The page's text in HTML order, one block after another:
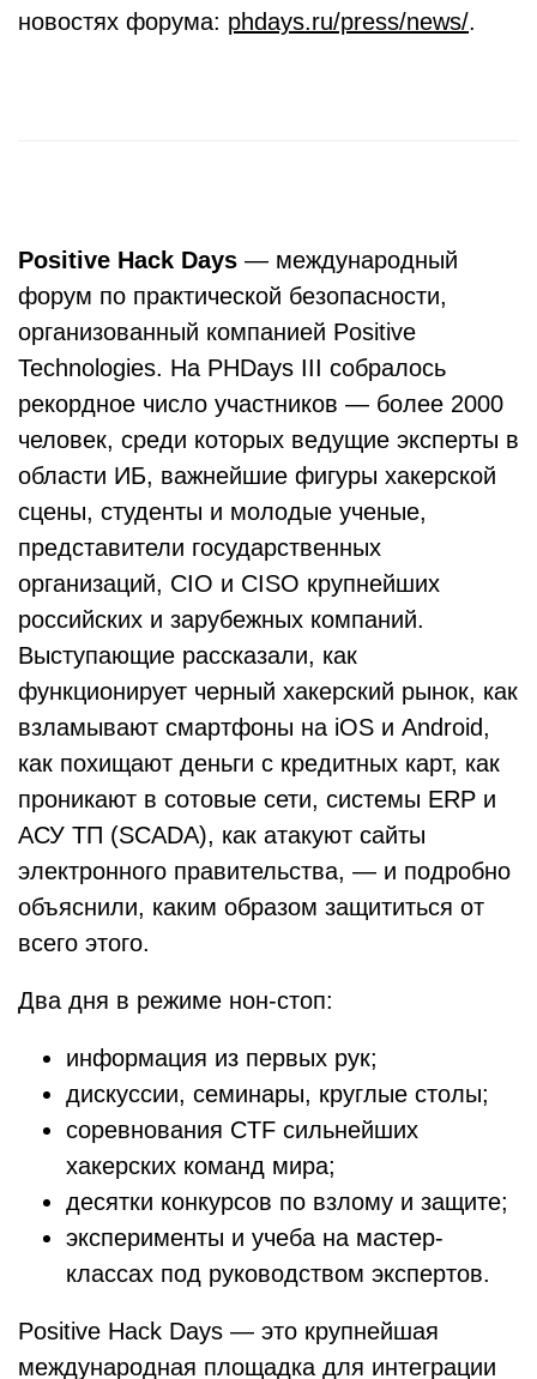
новостях форума: phdays.ru/press/news/.
Positive Hack Days — международный
форум по практической безопасности,
организованный компанией Positive
Technologies. На PHDays III собралось
рекордное число участников — более 2000
человек, среди которых ведущие эксперты в
области ИБ, важнейшие фигуры хакерской
сцены, студенты и молодые ученые,
представители государственных
организаций, CIO и CISO крупнейших
российских и зарубежных компаний.
Выступающие рассказали, как
функционирует черный хакерский рынок, как
взламывают смартфоны на iOS и Android,
как похищают деньги с кредитных карт, как
проникают в сотовые сети, системы ERP и
АСУ ТП (SCADA), как атакуют сайты
электронного правительства, — и подробно
объяснили, каким образом защититься от
всего этого.
Два дня в режиме нон-стоп:
информация из первых рук;
дискуссии, семинары, круглые столы;
соревнования CTF сильнейших
хакерских команд мира;
десятки конкурсов по взлому и защите;
эксперименты и учеба на мастер-
классах под руководством экспертов.
Positive Hack Days — это крупнейшая
международная площадка для интеграции